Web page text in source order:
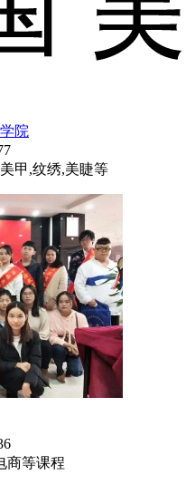
院
甲,纹绣,美睫等
商等课程